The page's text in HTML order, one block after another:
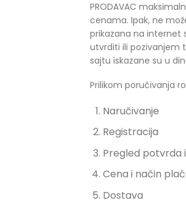
PRODAVAC
cenama. Ipak, ne
prikazana na internet
utvrditi ili pozivanjem
sajtu iskazane su u
Prilikom poručivanja
Naručivanje
Registracija
Pregled potvrda
Cena i način
Dostava